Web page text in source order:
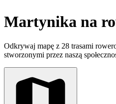
Martynika na
Odkrywaj mapę z 28 trasami
stworzonymi przez naszą